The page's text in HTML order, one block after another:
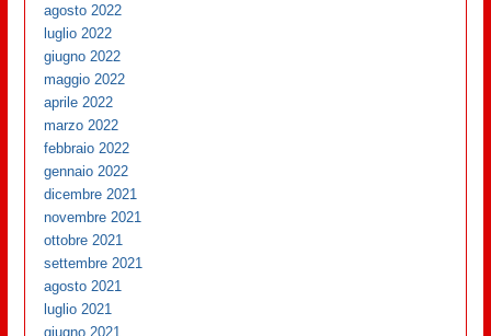
agosto 2022
luglio 2022
giugno 2022
maggio 2022
aprile 2022
marzo 2022
febbraio 2022
gennaio 2022
dicembre 2021
novembre 2021
ottobre 2021
settembre 2021
agosto 2021
luglio 2021
giugno 2021